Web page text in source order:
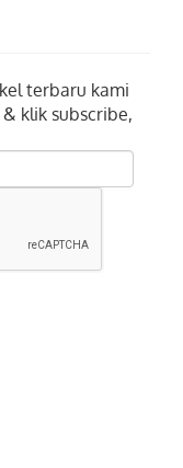
terbaru kami
klik subscribe,